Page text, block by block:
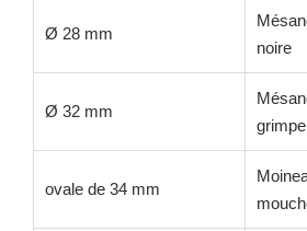
Ø 28 mm
noire
Ø 32 mm
ovale de 34 mm